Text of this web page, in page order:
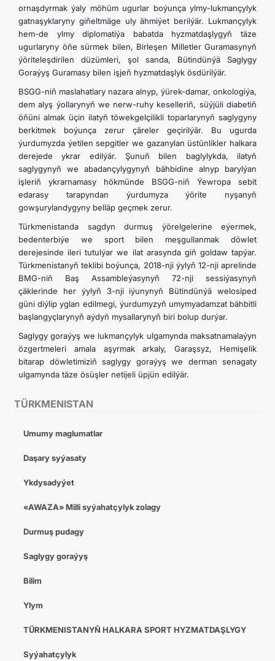
TÜRKMENISTAN
Umumy maglumatlar
Daşary syýasaty
Ykdysadyýet
«AWAZA» Milli syýahatçylyk zolagy
Durmuş pudagy
Saglygy goraýyş
Bilim
Ylym
TÜRKMENISTANYŇ HALKARA SPORT HYZMATDAŞLYGY
Syýahatçylyk
ornaşdyrmak ýaly möhüm ugurlar boýunça ylmy-lukmançylyk
gatnaşyklaryny gi­ňeltmäge uly ähmiýet berilýär. Lukmançylyk
hem-de ylmy diplomatiýa babatda hyzmatdaşlygyň täze
ugurlaryny öňe sürmek bilen, Birleşen Milletler Guramasynyň
ýöriteleşdirilen düzümleri, şol sanda, Bütindünýä Saglygy
Goraýyş Guramasy bilen işjeň hyzmatdaşlyk ösdürilýär.
BSGG-niň maslahatlary nazara alnyp, ýürek-damar, onkologiýa,
dem alyş ýollarynyň we nerw-ruhy keselleriň, süýjüli diabetiň
öňüni almak üçin ilatyň töwekgelçilikli toparlarynyň saglygyny
berkitmek boýunça zerur çäreler geçirilýär. Bu ugurda
ýurdumyzda ýetilen sepgitler we gazanylan üstünlikler halkara
derejede ykrar edilýär. Şunuň bilen baglylykda, ilatyň
saglygynyň we abadançylygynyň bähbidine alnyp barylýan
işleriň ykrarnamasy hökmünde BSGG-niň Ýewropa sebit
edarasy tarapyndan ýurdumyza ýörite nyşanyň
gowşurylandygyny belläp geçmek zerur.
Türkmenistanda sagdyn durmuş ýörelgelerine eýermek,
bedenterbiýe we sport bilen meşgullanmak döwlet
derejesinde ileri tutulýar we ilat arasynda giň goldaw tapýar.
Türkmenistanyň teklibi boýunça, 2018-nji ýylyň 12-nji aprelinde
BMG-niň Baş Assambleýasynyň 72-nji sessiýasynyň
çäklerinde her ýylyň 3-nji iýunynyň Bütindünýä welosiped
güni diýlip yglan edilmegi, ýurdumyzyň umymyadamzat bähbitli
başlangyçlarynyň aýdyň mysallarynyň biri bolup durýar.
Saglygy goraýyş we lukmançylyk ulgamynda maksatnamalaýyn
özgertmeleri amala aşyrmak arkaly, Garaşsyz, Hemişelik
bitarap döwletimiziň saglygy goraýyş we derman senagaty
ulgamynda täze ösüşler netijeli üpjün edilýär.